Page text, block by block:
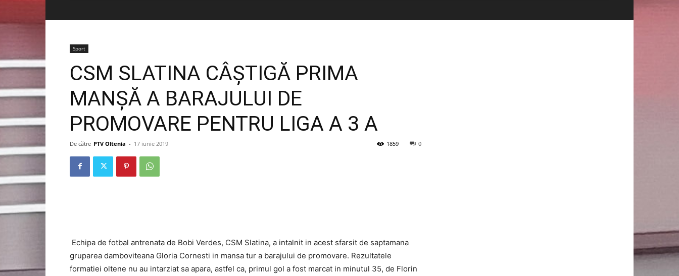
Sport
CSM SLATINA CÂȘTIGĂ PRIMA
MANȘĂ A BARAJULUI DE
PROMOVARE PENTRU LIGA A 3 A
De către PTV Oltenia - 17 iunie 2019 0
1859
Echipa de fotbal antrenata de Bobi Verdes, CSM Slatina, a intalnit in acest sfarsit de saptamana
gruparea damboviteana Gloria Cornesti in mansa tur a barajului de promovare. Rezultatele
formatiei oltene nu au intarziat sa apara, astfel ca, primul gol a fost marcat in minutul 35, de Florin